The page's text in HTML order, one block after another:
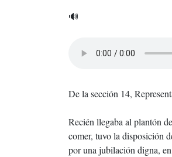
🔊
De la sección 14,
Recién llegaba al plantón
comer, tuvo la disposición
por una jubilación digna,